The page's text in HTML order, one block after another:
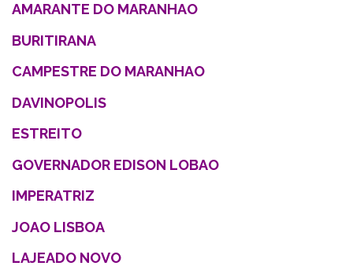
AMARANTE DO MARANHAO
BURITIRANA
CAMPESTRE DO MARANHAO
DAVINOPOLIS
ESTREITO
GOVERNADOR EDISON LOBAO
IMPERATRIZ
JOAO LISBOA
LAJEADO NOVO